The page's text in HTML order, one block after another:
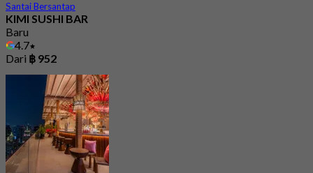
Santai Bersantap
KIMI SUSHI BAR
Baru
4.7
Dari ฿ 952